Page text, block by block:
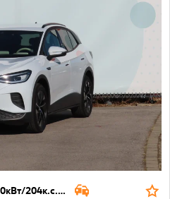
VW ID.4 ProP RWD 77 kWh,150кВт/204к.с./1-ст